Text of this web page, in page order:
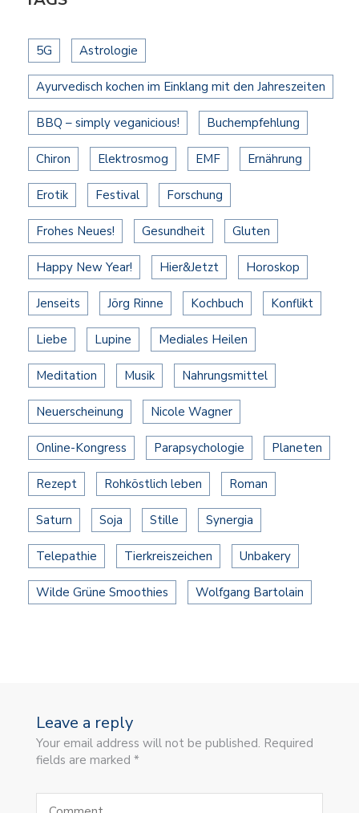
5G Astrologie
Ayurvedisch kochen im Einklang mit den Jahreszeiten
BBQ – simply veganicious! Buchempfehlung
Chiron Elektrosmog EMF Ernährung
Erotik Festival Forschung
Frohes Neues! Gesundheit Gluten
Happy New Year! Hier&Jetzt Horoskop
Jenseits Jörg Rinne Kochbuch Konflikt
Liebe Lupine Mediales Heilen
Meditation Musik Nahrungsmittel
Neuerscheinung Nicole Wagner
Online-Kongress Parapsychologie Planeten
Rezept Rohköstlich leben Roman
Saturn Soja Stille Synergia
Telepathie Tierkreiszeichen Unbakery
Wilde Grüne Smoothies Wolfgang Bartolain
Leave a reply
Your email address will not be published. Required
fields are marked *